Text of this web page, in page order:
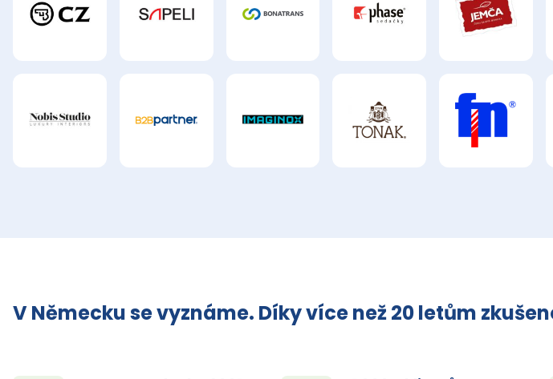
V Německu se vyznáme. Díky více než 20 letům